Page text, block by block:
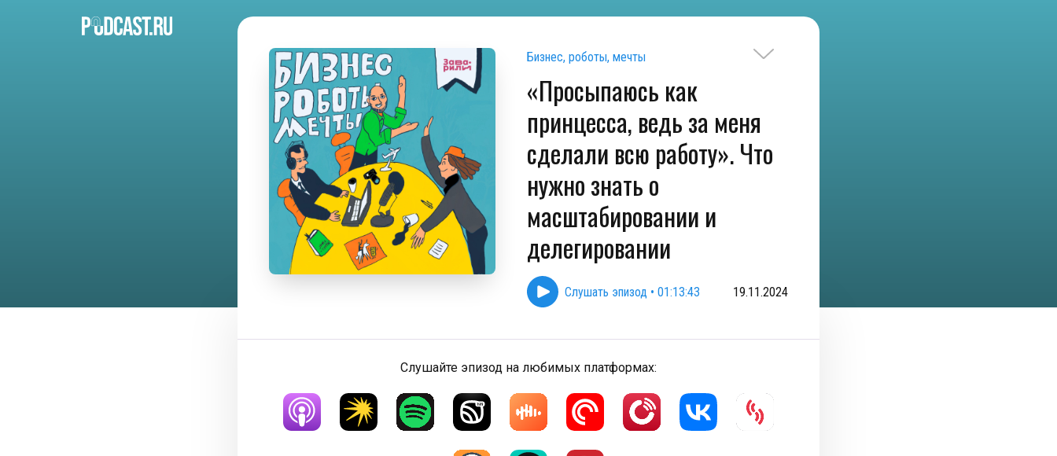
Бизнес, роботы, мечты
«Просыпаюсь как
принцесса, ведь за меня
сделали всю работу». Что
нужно знать о
масштабировании и
делегировании
Слушать эпизод • 01:13:43 19.11.2024
Слушайте эпизод на любимых платформах: